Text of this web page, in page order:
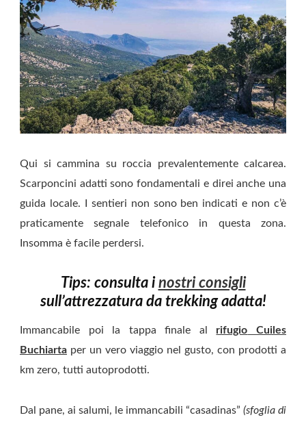
Qui si cammina su roccia prevalentemente calcarea.
Scarponcini adatti sono fondamentali e direi anche una
guida locale. I sentieri non sono ben indicati e non c’è
praticamente segnale telefonico in questa zona.
Insomma è facile perdersi.
Tips: consulta inostri consigli
sull’attrezzatura da trekking adatta!
Immancabile poi la tappa finale al rifugio
Cuiles
Buchiarta per un vero viaggio nel gusto, con prodotti a
km zero, tutti autoprodotti.
Dal pane, ai salumi, le immancabili “casadinas” (sfoglia di